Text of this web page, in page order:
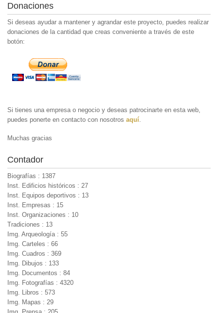
Donaciones
Si deseas ayudar a mantener y agrandar este proyecto, puedes realizar
donaciones de la cantidad que creas conveniente a través de este
botón:
Si tienes una empresa o negocio y deseas patrocinarte en esta web,
puedes ponerte en contacto con nosotros aquí
Muchas gracias
Contador
Biografías : 1387
Inst. Edificios históricos : 27
Inst. Equipos deportivos : 13
Inst. Empresas : 15
Inst. Organizaciones : 10
Tradiciones : 13
Img. Arqueología : 55
Img. Carteles : 66
Img. Cuadros : 369
Img. Dibujos : 133
Img. Documentos : 84
Img. Fotografías : 4320
Img. Libros : 573
Img. Mapas : 29